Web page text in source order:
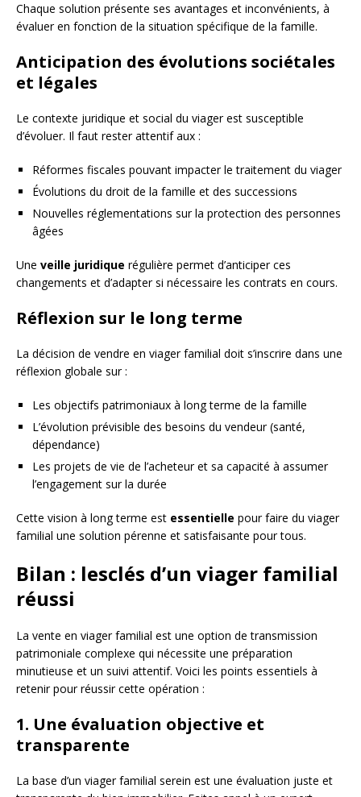
Chaque solution présente ses avantages et inconvénients, à
évaluer en fonction de la situation spécifique de la famille.
Anticipation des évolutions sociétales
et légales
Le contexte juridique et social du viager est susceptible
d’évoluer. Il faut rester attentif aux :
Réformes fiscales pouvant impacter le traitement du viager
Évolutions du droit de la famille et des successions
Nouvelles réglementations sur la protection des personnes
âgées
Une veille juridique régulière permet d’anticiper ces
changements et d’adapter si nécessaire les contrats en cours.
Réflexion sur le long terme
La décision de vendre en viager familial doit s’inscrire dans une
réflexion globale sur :
Les objectifs patrimoniaux à long terme de la famille
L’évolution prévisible des besoins du vendeur (santé,
dépendance)
Les projets de vie de l’acheteur et sa capacité à assumer
l’engagement sur la durée
Cette vision à long terme est essentielle pour faire du viager
familial une solution pérenne et satisfaisante pour tous.
Bilan : lesclés d’un viager familial
réussi
La vente en viager familial est une option de transmission
patrimoniale complexe qui nécessite une préparation
minutieuse et un suivi attentif. Voici les points essentiels à
retenir pour réussir cette opération :
1. Une évaluation objective et
transparente
La base d’un viager familial serein est une évaluation juste et